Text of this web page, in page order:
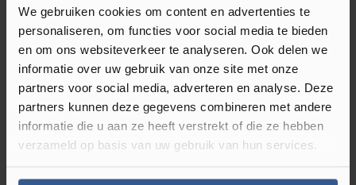
We gebruiken cookies om content en advertenties te
personaliseren, om functies voor social media te bieden
en om ons websiteverkeer te analyseren. Ook delen we
informatie over uw gebruik van onze site met onze
partners voor social media, adverteren en analyse. Deze
partners kunnen deze gegevens combineren met andere
informatie die u aan ze heeft verstrekt of die ze hebben
verzameld op basis van uw gebruik van hun services.
effect gecreëerd zodat uw woning ruimer lijkt.
Bovendien beschikt de COREtec Essentials
Herringbone Series in de kleur Texas Oak H54 over
een 100% waterdichte bovenlaag. Dit zorgt ervoor dat
water niet meer in de vloer kan trekken om
beschadigingen aan te richten. Leg deze PVC vloer
dan ook met een gerust hart in bijvoorbeeld uw